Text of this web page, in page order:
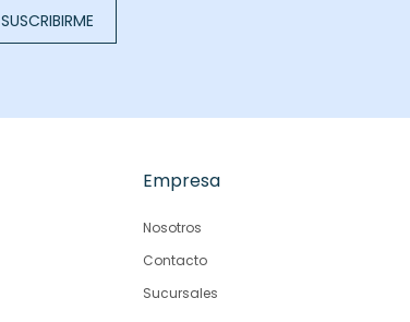
SUSCRIBIRME
Empresa
Nosotros
Contacto
Sucursales